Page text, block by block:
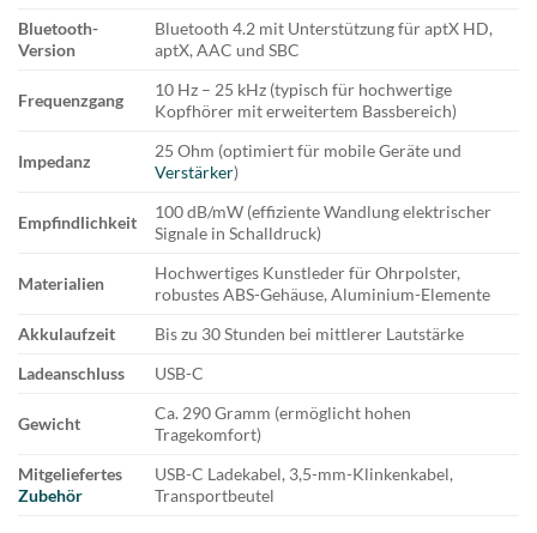
Bluetooth-
Version
Bluetooth 4.2 mit Unterstützung für aptX HD,
aptX, AAC und SBC
Frequenzgang
10 Hz – 25 kHz (typisch für hochwertige
Kopfhörer mit erweitertem Bassbereich)
Impedanz
25 Ohm (optimiert für mobile Geräte und
Verstärker)
Empfindlichkeit
100 dB/mW (effiziente Wandlung elektrischer
Signale in Schalldruck)
Materialien
Hochwertiges Kunstleder für Ohrpolster,
robustes ABS-Gehäuse, Aluminium-Elemente
Akkulaufzeit
Bis zu 30 Stunden bei mittlerer Lautstärke
Ladeanschluss
USB-C
Gewicht
Ca. 290 Gramm (ermöglicht hohen
Tragekomfort)
Mitgeliefertes
Zubehör
USB-C Ladekabel, 3,5-mm-Klinkenkabel,
Transportbeutel